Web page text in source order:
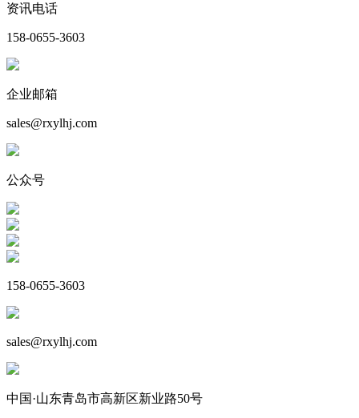
资讯电话
158-0655-3603
企业邮箱
sales@rxylhj.com
公众号
158-0655-3603
sales@rxylhj.com
中国·山东青岛市高新区新业路50号